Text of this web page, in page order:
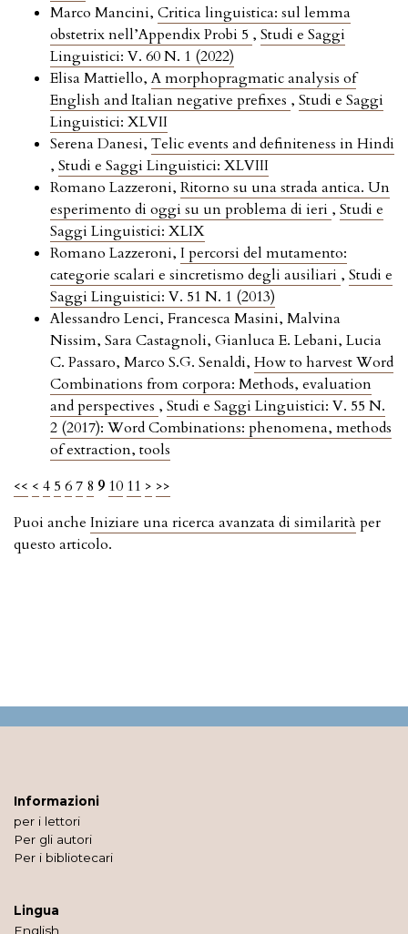
Marco Mancini, Critica linguistica: sul lemma
obstetrix nell’Appendix Probi 5 , Studi e Saggi
Linguistici: V. 60 N. 1 (2022)
Elisa Mattiello,A morphopragmatic analysis of
English and Italian negative prefixes , Studi e Saggi
Linguistici: XLVII
Serena Danesi, Telic events and definiteness in Hindi
, Studi e Saggi Linguistici: XLVIII
Romano Lazzeroni, Ritorno su una strada antica. Un
esperimento di oggi su un problema di ieri , Studi e
Saggi Linguistici: XLIX
Romano Lazzeroni, I percorsi del mutamento:
categorie scalari e sincretismo degli ausiliari , Studi e
Saggi Linguistici: V. 51 N. 1 (2013)
Alessandro Lenci, Francesca Masini, Malvina
Nissim, Sara Castagnoli, Gianluca E. Lebani, Lucia
C. Passaro, Marco S.G. Senaldi, How to harvest Word
Combinations from corpora: Methods, evaluation
and perspectives , Studi e Saggi Linguistici: V. 55 N.
2 (2017): Word Combinations: phenomena, methods
of extraction, tools
<< < 4 5 67 8 9 10 11 > >>
Puoi anche Iniziare una ricerca avanzata di similarità per
questo articolo.
Informazioni
per i lettori
Per gli autori
Per i bibliotecari
Lingua
English